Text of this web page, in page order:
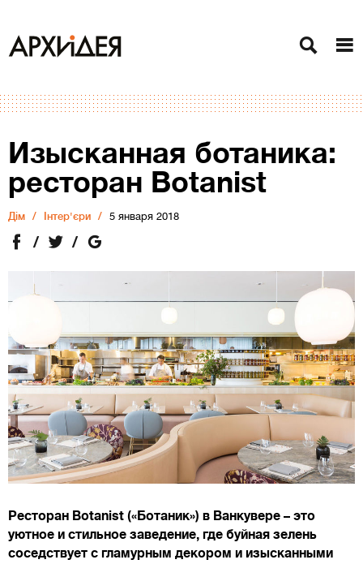
Изысканная ботаника:
ресторан Botanist
Дiм Інтер'єри 5 января 2018
Ресторан Botanist («Ботаник») в Ванкувере – это
уютное и стильное заведение, где буйная зелень
соседствует с гламурным декором и изысканными